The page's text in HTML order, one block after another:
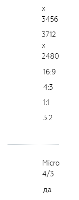
x
3456
3712
x
2480
16:9
4:3
1:1
3:2
Micro
4/3
да